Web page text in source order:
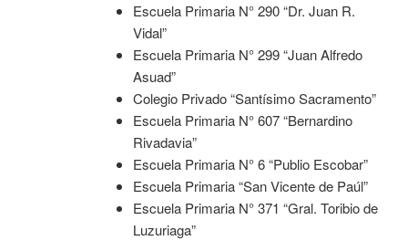
Escuela Primaria N° 290 “Dr. Juan R.
Vidal”
Escuela Primaria N° 299 “Juan Alfredo
Asuad”
Colegio Privado “Santísimo Sacramento”
Escuela Primaria N° 607 “Bernardino
Rivadavia”
Escuela Primaria N° 6 “Publio Escobar”
Escuela Primaria “San Vicente de Paúl”
Escuela Primaria N° 371 “Gral. Toribio de
Luzuriaga”